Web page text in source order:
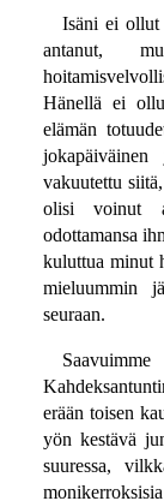
Isäni ei ollut
antanut,
Hänellä ei
elämän
vakuutettu
olisi voinut
odottamansa
kuluttua minut
mieluummin
seuraan.
erään toisen
yön kestävä
suuressa,